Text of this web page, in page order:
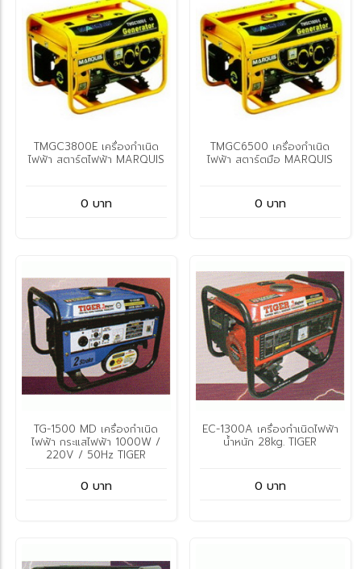
TMGC3800E เครื่องกำเนิด
ไฟฟ้า สตาร์ตไฟฟ้า MARQUIS
0 บาท
TMGC6500 เครื่องกำเนิด
ไฟฟ้า สตาร์ตมือ MARQUIS
0 บาท
TG-1500 MD เครื่องกำเนิด
ไฟฟ้า กระแสไฟฟ้า 1000W /
220V / 50Hz TIGER
0 บาท
EC-1300A เครื่องกำเนิดไฟฟ้า
น้ำหนัก 28kg. TIGER
0 บาท